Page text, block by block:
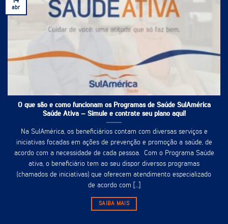
O que são e como funcionam os Programas de Saúde SulAmérica
Saúde Ativa – Simule e contrate seu plano aqui!
Na SulAmérica, os beneficiários contam com diversas serviços e
iniciativas focadas em ações de prevenção e promoção a saúde, de
acordo com a necessidade de cada pessoa. Com o Programa Saúde
ativa, o beneficiário tem ao seu dispor diversos programas
(chamados de iniciativas) que oferecem atendimento especializado
de acordo com [...]
SAIBA MAIS
abr